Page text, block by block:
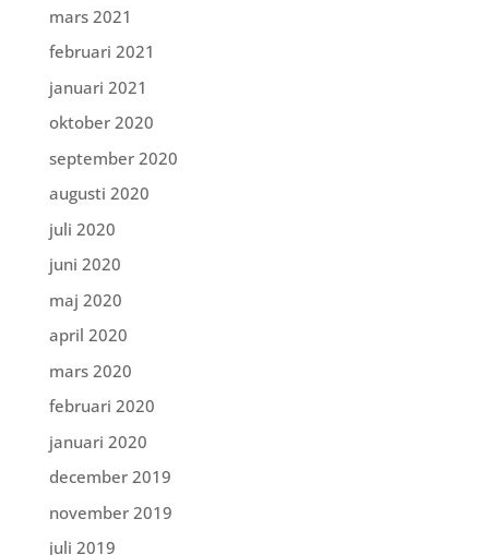
mars 2021
februari 2021
januari 2021
oktober 2020
september 2020
augusti 2020
juli 2020
juni 2020
maj 2020
april 2020
mars 2020
februari 2020
januari 2020
december 2019
november 2019
juli 2019